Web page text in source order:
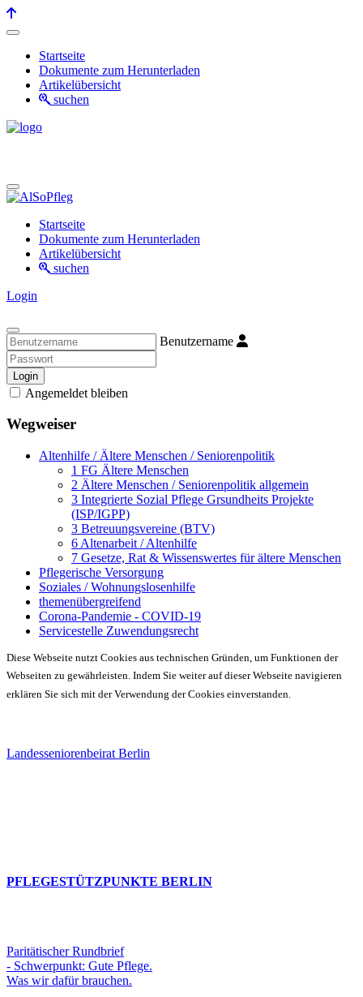
Startseite
Dokumente zum Herunterladen
Artikelübersicht
suchen
Startseite
Dokumente zum Herunterladen
Artikelübersicht
suchen
Login
Benutzername
Login
Angemeldet bleiben
Wegweiser
Altenhilfe / Ältere Menschen / Seniorenpolitik
1 FG Ältere Menschen
2 Ältere Menschen / Seniorenpolitik allgemein
3 Integrierte Sozial Pflege Grsundheits Projekte
(ISP/IGPP)
3 Betreuungsvereine (BTV)
6 Altenarbeit / Altenhilfe
7 Gesetze, Rat & Wissenswertes für ältere Menschen
Pflegerische Versorgung
Soziales / Wohnungslosenhilfe
themenübergreifend
Corona-Pandemie - COVID-19
Servicestelle Zuwendungsrecht
Diese Webseite nutzt Cookies aus technischen Gründen, um Funktionen der
Webseiten zu gewährleisten. Indem Sie weiter auf dieser Webseite navigieren
erklären Sie sich mit der Verwendung der Cookies einverstanden.
Landesseniorenbeirat Berlin
PFLEGESTÜTZPUNKTE BERLIN
Paritätischer Rundbrief
- Schwerpunkt: Gute Pflege.
Was wir dafür brauchen.